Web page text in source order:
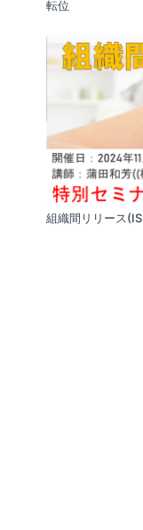
転位
組織間リリース